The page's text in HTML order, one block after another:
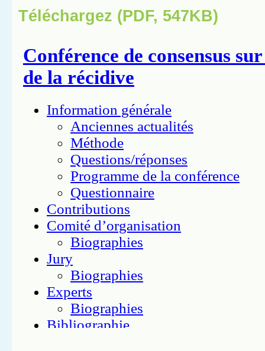
Téléchargez (PDF, 547KB)